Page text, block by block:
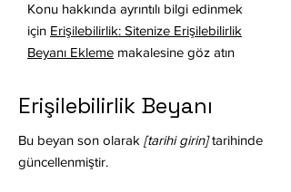
Konu hakkında ayrıntılı bilgi edinmek
için Erişilebilirlik: Sitenize Erişilebilirlik
Beyanı Ekleme makalesine göz atın
Erişilebilirlik Beyanı
Bu beyan son olarak [tarihi girin]tarihinde
güncellenmiştir.